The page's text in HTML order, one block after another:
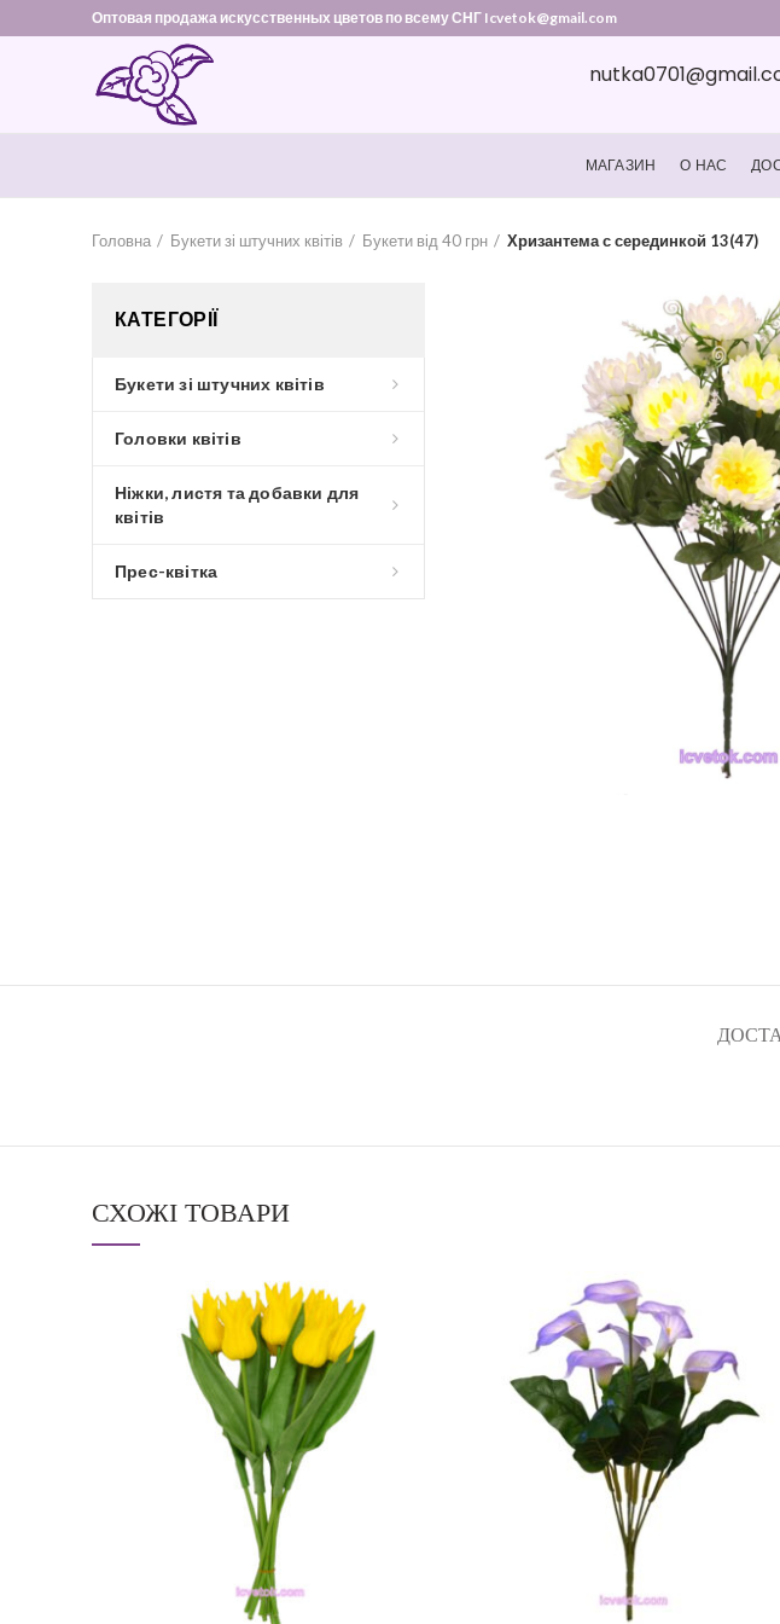
Оптовая продажа искусственных цветов по всему СНГ Icvetok@gmail.com
МАГАЗИН О НАС
Головна Букети зі штучних квітів Букети від 40 грн Хризантема с серединкой 13(47)
КАТЕГОРІЇ
Букети зі штучних квітів
Головки квітів
Ніжки, листя та добавки для
квітів
Прес-квітка
СХОЖІ ТОВАРИ